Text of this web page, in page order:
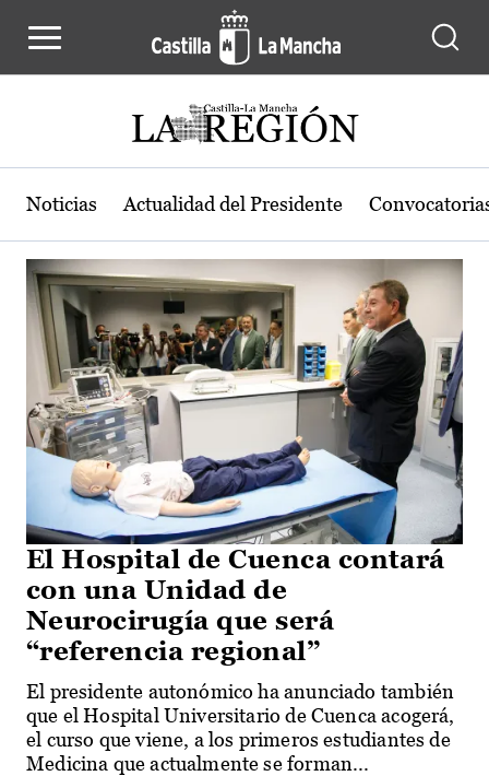
Actualidad de la región de Castilla-
Noticias Actualidad del Presidente
El Hospital de Cuenca contará
con una Unidad de
Neurocirugía que será
“referencia regional”
El presidente autonómico ha anunciado también
que el Hospital Universitario de Cuenca acogerá,
el curso que viene, a los primeros estudiantes de
Medicina que actualmente se forman...